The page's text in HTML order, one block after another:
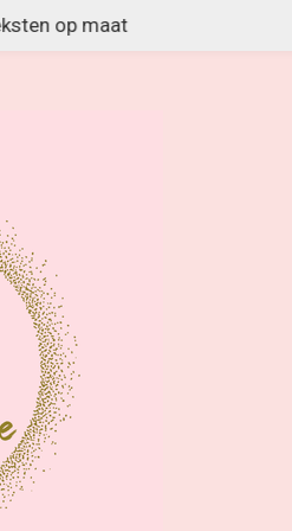
op maat